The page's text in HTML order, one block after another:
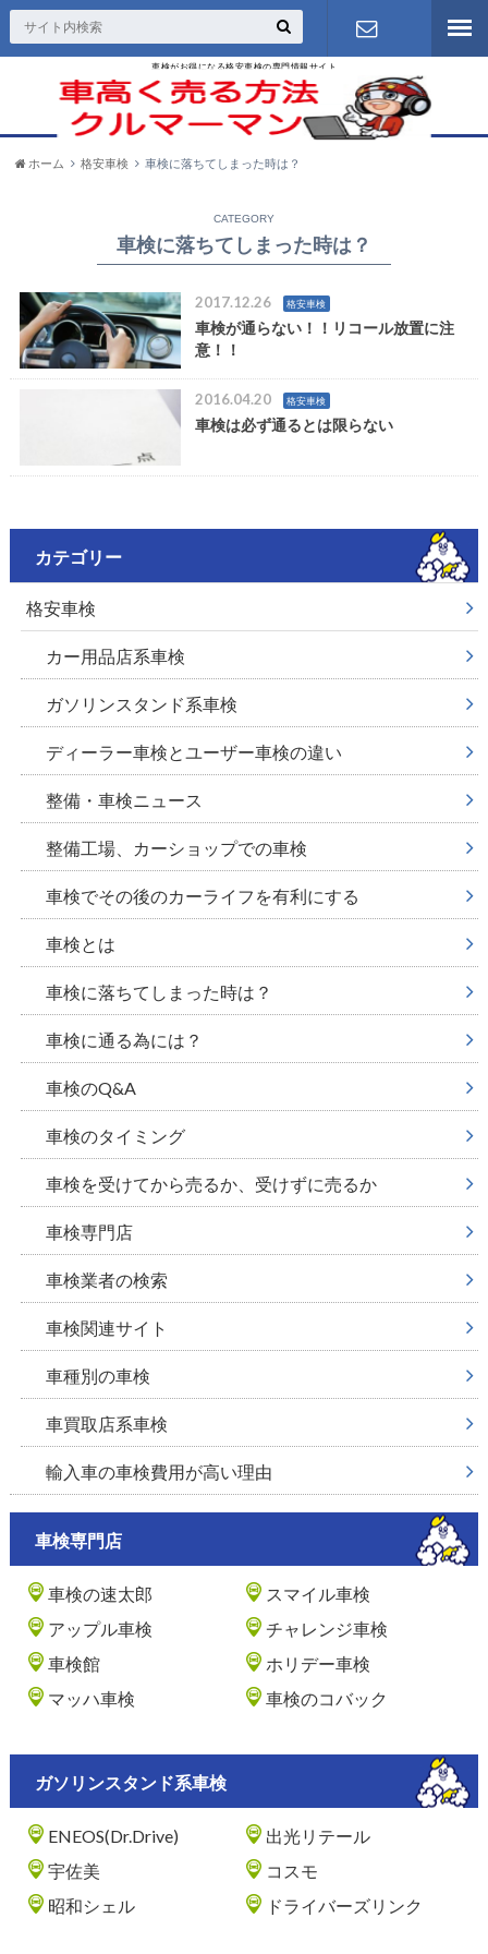
車検がお得になる格安車検の専門情報サイト
お問い合わ
せ
ホーム 格安車検 車検に落ちてしまった時は？
CATEGORY
車検に落ちてしまった時は？
2017.12.26 格安車検
車検が通らない！！リコール放置に注
意！！
2016.04.20 格安車検
車検は必ず通るとは限らない
カテゴリー
格安車検
カー用品店系車検
ガソリンスタンド系車検
ディーラー車検とユーザー車検の違い
整備・車検ニュース
整備工場、カーショップでの車検
車検でその後のカーライフを有利にする
車検とは
車検に落ちてしまった時は？
車検に通る為には？
車検のQ&A
車検のタイミング
車検を受けてから売るか、受けずに売るか
車検専門店
車検業者の検索
車検関連サイト
車種別の車検
車買取店系車検
輸入車の車検費用が高い理由
車検専門店
車検の速太郎
スマイル車検
アップル車検
チャレンジ車検
車検館
ホリデー車検
マッハ車検
車検のコバック
ガソリンスタンド系車検
ENEOS(Dr.Drive)
出光リテール
宇佐美
コスモ
昭和シェル
ドライバーズリンク